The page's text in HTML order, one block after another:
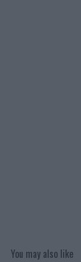
You may also like